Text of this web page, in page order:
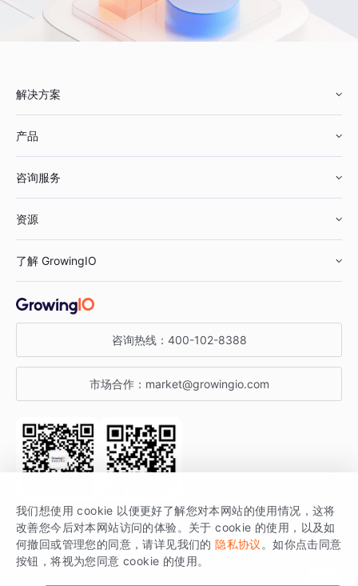
解决方案
鞋服行业
汽车行业
金融行业
产品
智能运营
获客分析
咨询服务
资源
增长公开课
增长博客
开发者文档
SDK 文档
场景指南
了解 GrowingIO
关于 GrowingIO
增长大会
行业活动
咨询热线： 400-102-8388
市场合作： market@growingio.com
关注公众号 获取更多干货
GrowingIO 是专注于数据智能分析与增长的品牌，核心平台为 GrowingIO
分析云。
我们想使用 cookie 以便更好了解您对本网站的使用情况，这将
改善您今后对本网站访问的体验。关于 cookie 的使用，以及如
何撤回或管理您的同意，请详见我们的 隐私协议 。如你点击同意
按钮，将视为您同意 cookie 的使用。